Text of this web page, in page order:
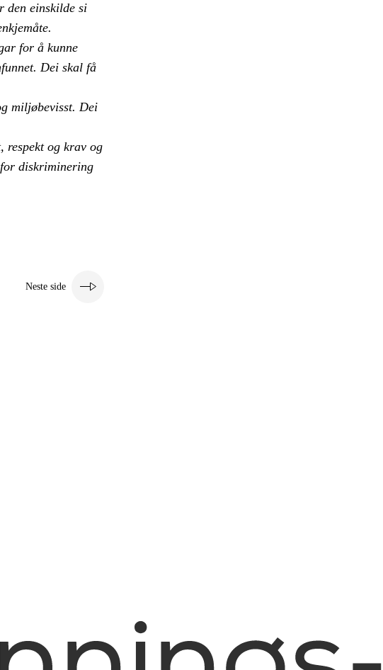
den einskilde si
for å kunne
Dei skal få
miljøbevisst. Dei
respekt og krav og
diskriminering
Neste side